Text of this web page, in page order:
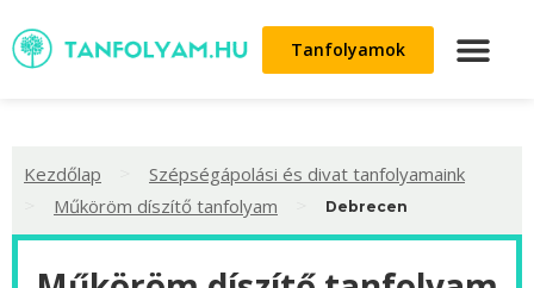
Tanfolyamok
Kezdőlap Szépségápolási és divat tanfolyamaink
Műköröm díszítő tanfolyam Debrecen